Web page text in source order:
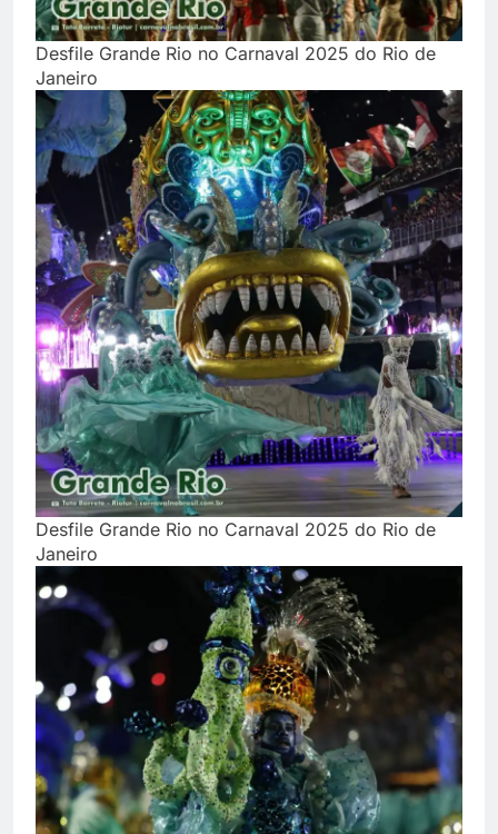
Desfile Grande Rio no Carnaval 2025 do Rio de
Janeiro
Desfile Grande Rio no Carnaval 2025 do Rio de
Janeiro